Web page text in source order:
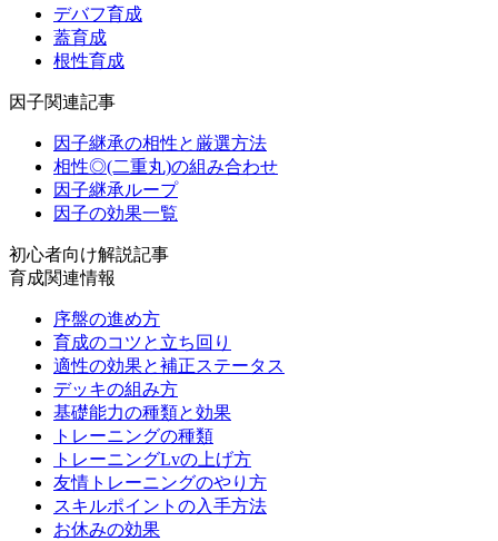
デバフ育成
蓋育成
根性育成
因子関連記事
因子継承の相性と厳選方法
相性◎(二重丸)の組み合わせ
因子継承ループ
因子の効果一覧
初心者向け解説記事
育成関連情報
序盤の進め方
育成のコツと立ち回り
適性の効果と補正ステータス
デッキの組み方
基礎能力の種類と効果
トレーニングの種類
トレーニングLvの上げ方
友情トレーニングのやり方
スキルポイントの入手方法
お休みの効果